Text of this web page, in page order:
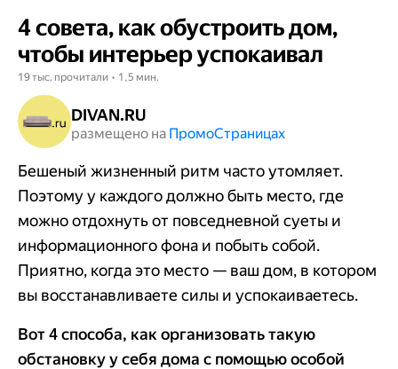
4 совета, как обустроить дом,
чтобы интерьер успокаивал
19 тыс. прочитали • 1,5 мин.
DIVAN.RU
размещено на Промо​​​​​​​Страницах
Бешеный жизненный ритм часто утомляет.
Поэтому у каждого должно быть место, где
можно отдохнуть от повседневной суеты и
информационного фона и побыть собой.
Приятно, когда это место — ваш дом, в котором
вы восстанавливаете силы и успокаиваетесь.
Вот 4 способа, как организовать такую
обстановку у себя дома с помощью особой